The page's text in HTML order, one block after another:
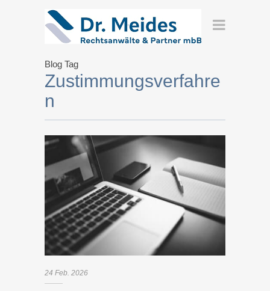
Blog Tag
Zustimmungsverfahre
n
24 Feb. 2026